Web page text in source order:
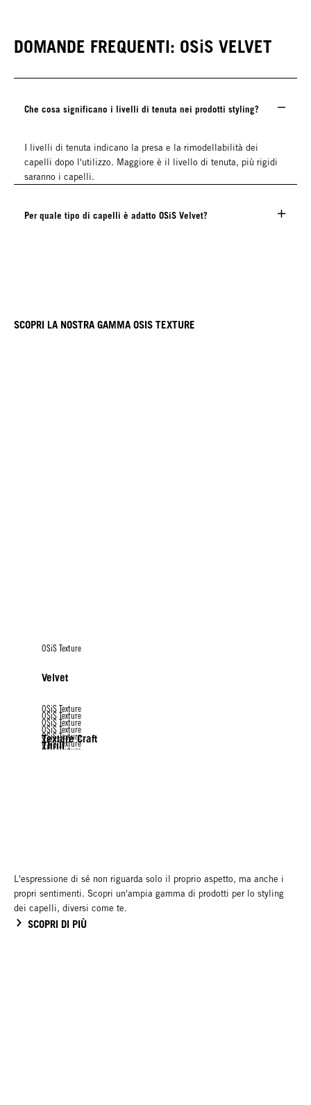
DOMANDE FREQUENTI: OSiS VELVET
Che cosa significano i livelli di tenuta nei prodotti styling?
I livelli di tenuta indicano la presa e la rimodellabilità dei
capelli dopo l'utilizzo. Maggiore è il livello di tenuta, più rigidi
saranno i capelli.
Per quale tipo di capelli è adatto OSiS Velvet?
SCOPRI LA NOSTRA GAMMA OSIS TEXTURE
OSiS Texture
Velvet
OSiS Texture
Texture Craft
OSiS Texture
Thrill
OSiS Texture
Flexwax
OSiS Texture
OSiS Texture
OSiS Texture
OSiS Texture
L'espressione di sé non riguarda solo il proprio aspetto, ma anche i
propri sentimenti. Scopri un'ampia gamma di prodotti per lo styling
dei capelli, diversi come te.
SCOPRI DI PIÙ